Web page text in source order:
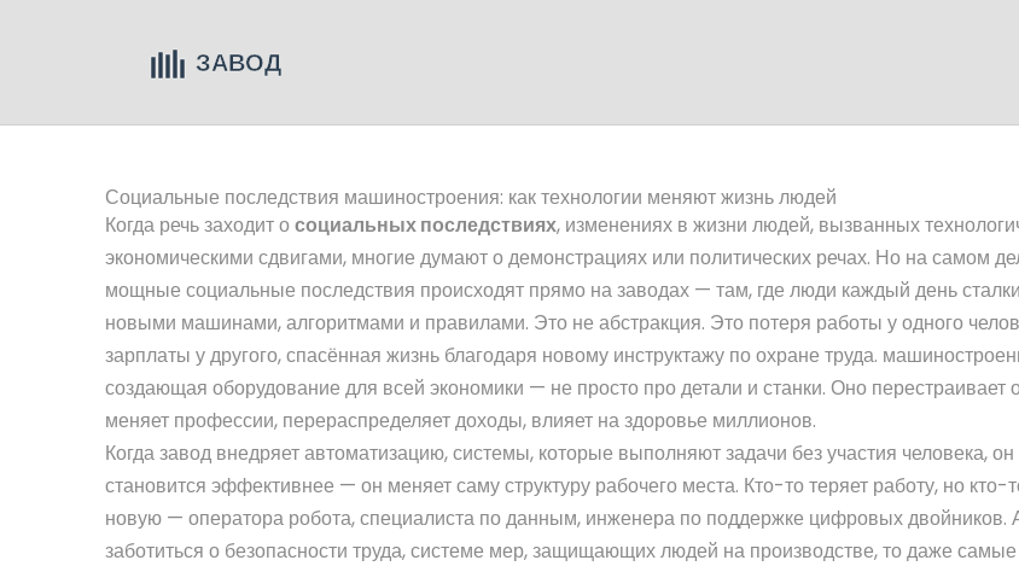
Социальные последствия машиностроения: как технологии меняют жизнь людей
Когда речь заходит осоциальных последствиях, изменениях в жизни людей, вызванных
экономическими сдвигами, многие думают о демонстрациях или политических речах. Но на самом
мощные социальные последствия происходят прямо на заводах — там, где люди каждый день
новыми машинами, алгоритмами и правилами. Это не абстракция. Это потеря работы у одного
зарплаты у другого, спасённая жизнь благодаря новому инструктажу по охране труда.
создающая оборудование для всей экономики — не просто про детали и станки. Оно перестраивает
меняет профессии, перераспределяет доходы, влияет на здоровье миллионов.
Когда завод внедряетавтоматизацию,системы, которые выполняют задачи без участия человека,
становится эффективнее — он меняет саму структуру рабочего места. Кто-то теряет работу, но кто-
новую — оператора робота, специалиста по данным, инженера по поддержке цифровых двойников.
заботиться о безопасности труда,системе мер, защищающих людей на производстве, то даже